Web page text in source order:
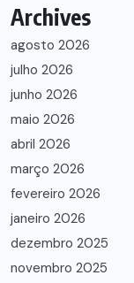
Archives
agosto 2026
julho 2026
junho 2026
maio 2026
abril 2026
março 2026
fevereiro 2026
janeiro 2026
dezembro 2025
novembro 2025